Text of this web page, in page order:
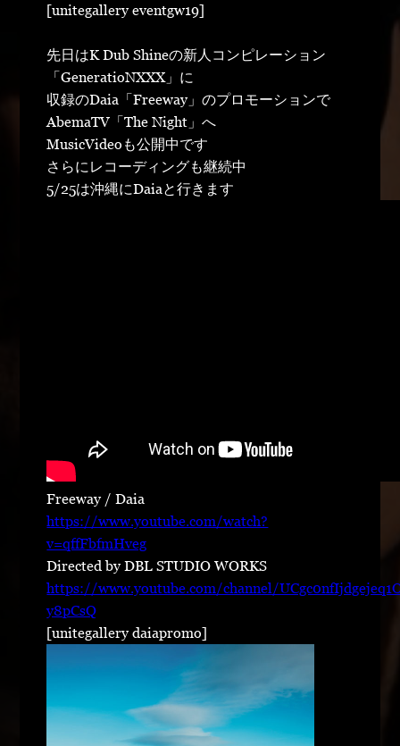
[unitegallery eventgw19]
先日はK Dub Shineの新人コンピレーション
「GeneratioNXXX」に
収録のDaia「Freeway」のプロモーションで
AbemaTV「The Night」へ
MusicVideoも公開中です
さらにレコーディングも継続中
5/25は沖縄にDaiaと行きます
Freeway / Daia
https://www.youtube.com/watch?
v=qffFbfmHveg
Directed by DBL STUDIO WORKS
https://www.youtube.com/channel/
y8pCsQ
[unitegallery daiapromo]